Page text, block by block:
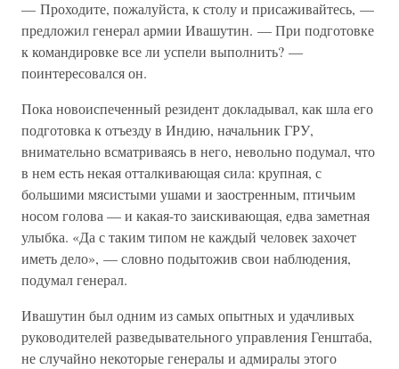
— Проходите, пожалуйста, к столу и присаживайтесь, —
предложил генерал армии Ивашутин. — При подготовке
к командировке все ли успели выполнить? —
поинтересовался он.
Пока новоиспеченный резидент докладывал, как шла его
подготовка к отъезду в Индию, начальник ГРУ,
внимательно всматриваясь в него, невольно подумал, что
в нем есть некая отталкивающая сила: крупная, с
большими мясистыми ушами и заостренным, птичьим
носом голова — и какая-то заискивающая, едва заметная
улыбка. «Да с таким типом не каждый человек захочет
иметь дело», — словно подытожив свои наблюдения,
подумал генерал.
Ивашутин был одним из самых опытных и удачливых
руководителей разведывательного управления Генштаба,
не случайно некоторые генералы и адмиралы этого